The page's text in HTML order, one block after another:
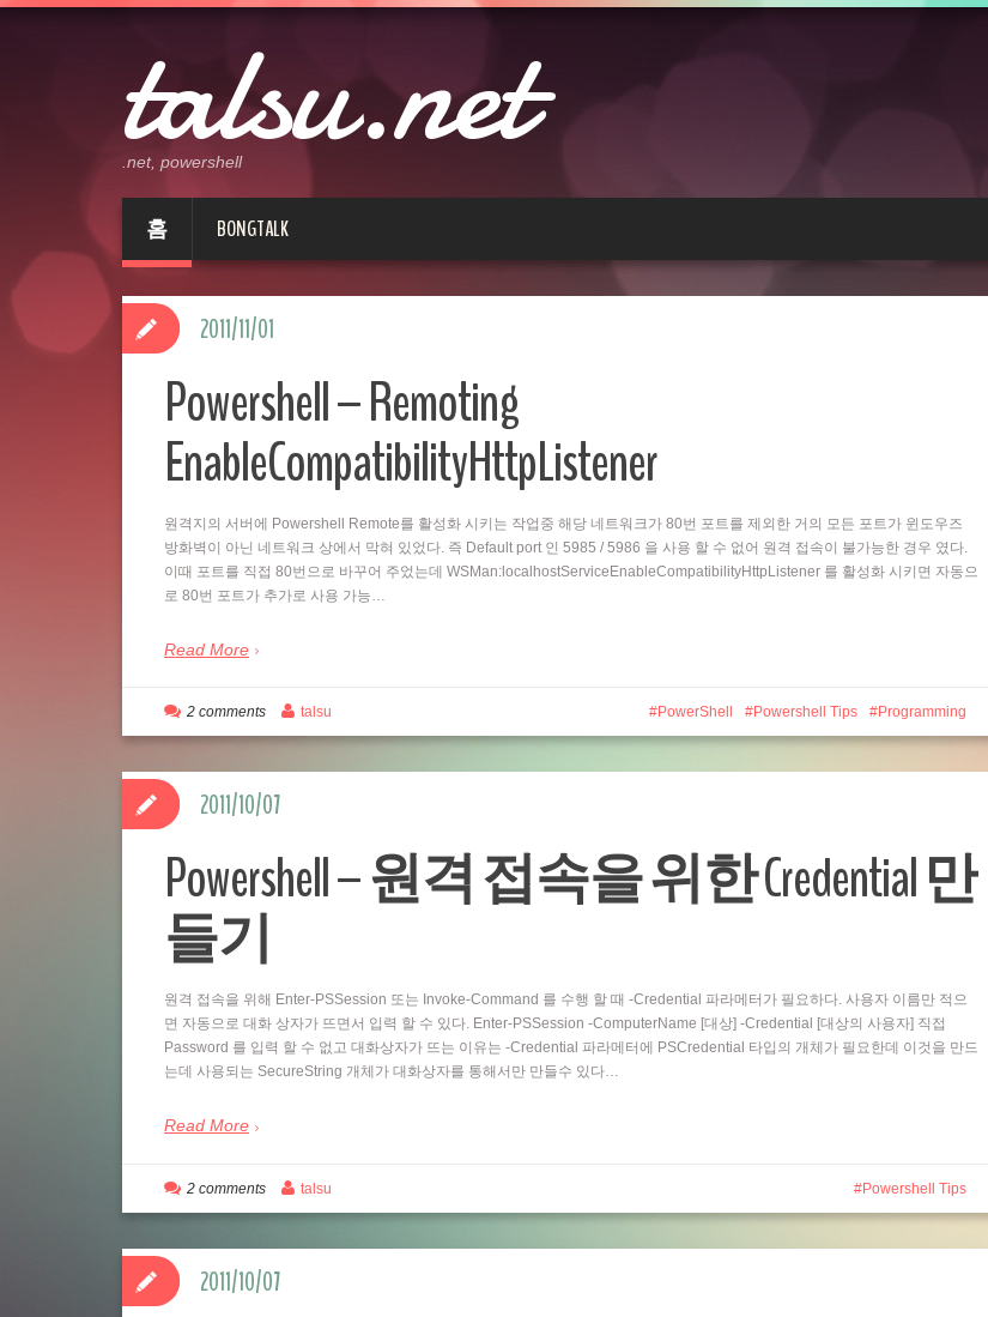
talsu.net
.net, powershell
홈 BONGTALK
Powershell – Remoting
EnableCompatibilityHttpListener
원격지의 서버에 Powershell Remote를 활성화 시키는 작업중 해당 네트워크가 80번 포트를 제외한 거의 모든 포트가 윈도우즈
방화벽이 아닌 네트워크 상에서 막혀 있었다. 즉 Default port 인 5985 / 5986 을 사용 할 수 없어 원격 접속이 불가능한 경우 였다.
이때 포트를 직접 80번으로 바꾸어 주었는데 WSMan:localhostServiceEnableCompatibilityHttpListener 를 활성화 시키면 자동으
로 80번 포트가 추가로 사용 가능…
Read More
2011/11/01
PowerShell Powershell Tips Programming
2 comments talsu
Powershell – 원격 접속을 위한 Credential 만
들기
원격 접속을 위해 Enter-PSSession 또는 Invoke-Command 를 수행 할 때 -Credential 파라메터가 필요하다. 사용자 이름만 적으
면 자동으로 대화 상자가 뜨면서 입력 할 수 있다. Enter-PSSession -ComputerName [대상] -Credential [대상의 사용자] 직접
Password 를 입력 할 수 없고 대화상자가 뜨는 이유는 -Credential 파라메터에 PSCredential 타입의 개체가 필요한데 이것을 만드
는데 사용되는 SecureString 개체가 대화상자를 통해서만 만들수 있다…
Read More
2011/10/07
Powershell Tips
2 comments talsu
2011/10/07